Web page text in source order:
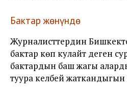
Бактар жөнүндө
Журналисттердин
бактар көп кулайт деген
бактардын баш жагы
туура келбей жаткандыгын